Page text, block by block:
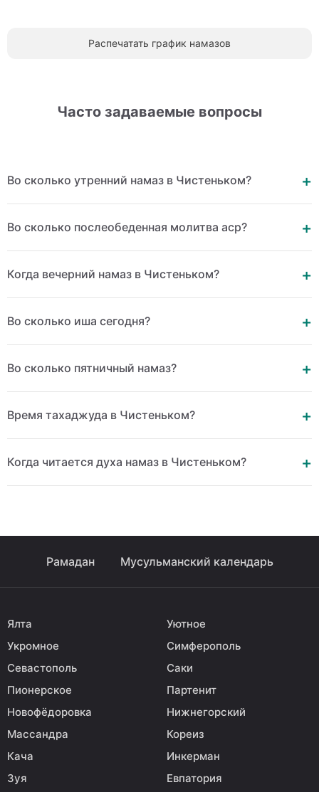
Распечатать график намазов
Часто задаваемые вопросы
Во сколько утренний намаз в Чистеньком?
Во сколько послеобеденная молитва аср?
Когда вечерний намаз в Чистеньком?
Во сколько иша сегодня?
Во сколько пятничный намаз?
Время тахаджуда в Чистеньком?
Когда читается духа намаз в Чистеньком?
Рамадан Мусульманский календарь
Ялта
Уютное
Укромное
Симферополь
Севастополь
Саки
Пионерское
Партенит
Новофёдоровка
Нижнегорский
Массандра
Кореиз
Кача
Инкерман
Зуя
Евпатория